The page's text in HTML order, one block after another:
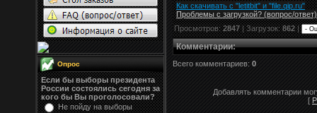
Опрос
Если бы выборы президента
России состоялись сегодня за
кого бы Вы проголосовали?
Не пойду на выборы
Как скачивать с "letitbit" и "file.qip.ru"
Проблемы с загрузкой? (вопрос/ответ)
Просмотров:2847| Загрузок:862|
Комментарии:
Всего комментариев: 0
Добавлять комментарии
[